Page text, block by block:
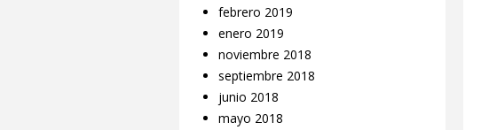
febrero 2019
enero 2019
noviembre 2018
septiembre 2018
junio 2018
mayo 2018